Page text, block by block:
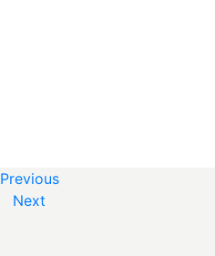
Previous
Next